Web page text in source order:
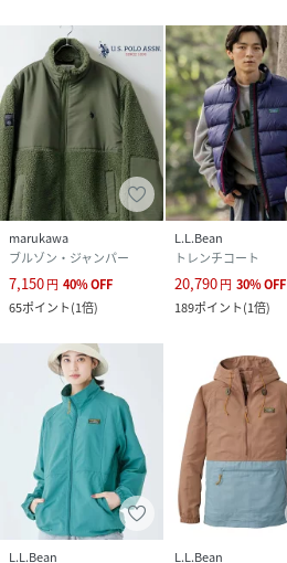
marukawa
ブルゾン・ジャンパー
7,150円 40%OFF
65ポイント(1倍)
L.L.Bean
トレンチコート
20,790円 30%OFF
189ポイント(1倍)
L.L.Bean
L.L.Bean